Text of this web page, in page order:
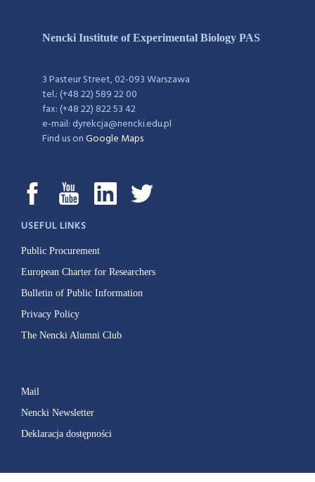
Nencki Institute of Experimental Biology PAS
3 Pasteur Street, 02-093 Warszawa
tel.: (+48 22) 589 22 00
fax: (+48 22) 822 53 42
e-mail: dyrekcja@nencki.edu.pl
Find us onGoogle Maps
USEFUL LINKS
Public Procurement
European Charter for Researchers
Bulletin of Public Information
Privacy Policy
The Nencki Alumni Club
Mail
Nencki Newsletter
Deklaracja dostępności